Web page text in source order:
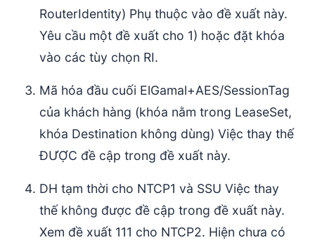
RouterIdentity) Phụ thuộc vào đề xuất này.
Yêu cầu một đề xuất cho 1) hoặc đặt khóa
vào các tùy chọn RI.
Mã hóa đầu cuối ElGamal+AES/SessionTag
của khách hàng (khóa nằm trong LeaseSet,
khóa Destination không dùng) Việc thay thế
ĐƯỢC đề cập trong đề xuất này.
DH tạm thời cho NTCP1 và SSU Việc thay
thế không được đề cập trong đề xuất này.
Xem đề xuất 111 cho NTCP2. Hiện chưa có